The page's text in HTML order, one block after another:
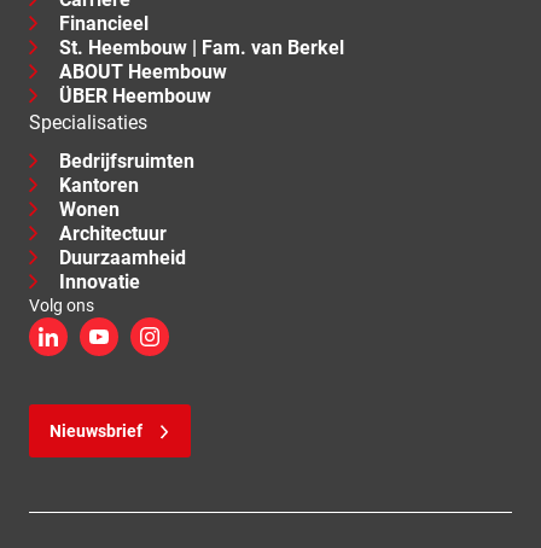
Financieel
St. Heembouw | Fam. van Berkel
ABOUT Heembouw
ÜBER Heembouw
Specialisaties
Bedrijfsruimten
Kantoren
Wonen
Architectuur
Duurzaamheid
Innovatie
Volg ons
LinkedInYouTubeInstagram
Nieuwsbrief